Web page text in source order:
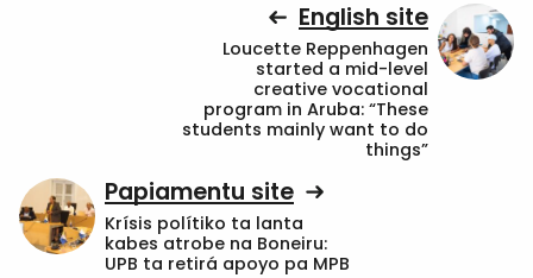
English site
Loucette Reppenhagen
started a mid-level
creative vocational
program in Aruba: “These
students mainly want to do
things”
Papiamentu site
Krísis polítiko ta lanta
kabes atrobe na Boneiru:
UPB ta retirá apoyo pa MPB